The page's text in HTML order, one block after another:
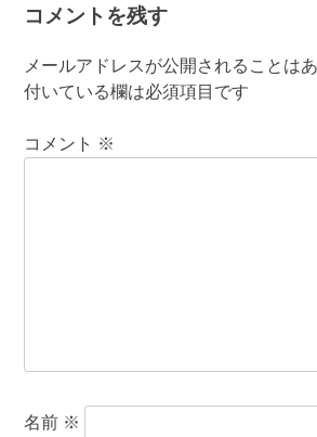
コメントを残す
メールアドレスが公開されることは
付いている欄は必須項目です
コメント ※
名前 ※